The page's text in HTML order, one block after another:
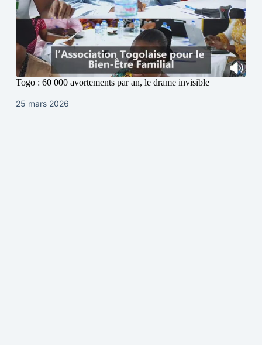
Togo : 60 000 avortements par an, le drame invisible
25 mars 2026